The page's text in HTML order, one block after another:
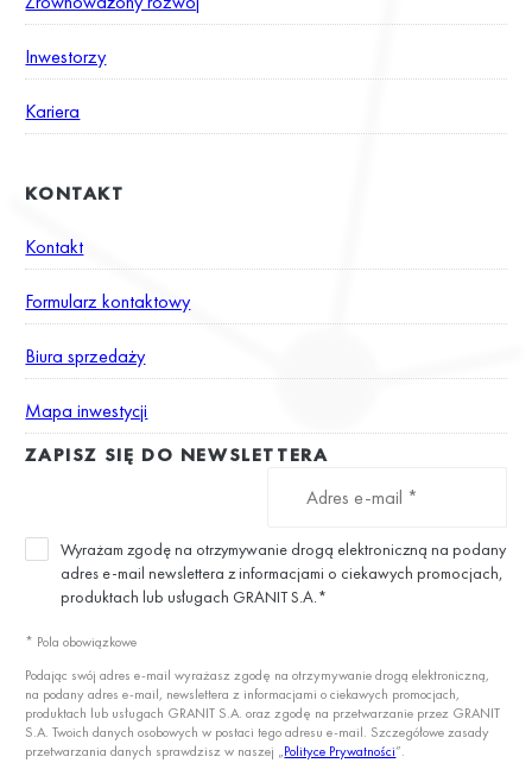
Inwestorzy
Kariera
KONTAKT
Kontakt
Formularz kontaktowy
Biura sprzedaży
Mapa inwestycji
ZAPISZ SIĘ DO NEWSLETTERA
Wyrażam zgodę na otrzymywanie drogą elektroniczną na podany
adres e-mail newslettera z informacjami o ciekawych promocjach,
produktach lub usługach GRANIT S.A.*
* Pola obowiązkowe
Podając swój adres e-mail wyrażasz zgodę na otrzymywanie drogą elektroniczną,
na podany adres e-mail, newslettera z informacjami o ciekawych promocjach,
produktach lub usługach GRANIT S.A. oraz zgodę na przetwarzanie przez GRANIT
S.A. Twoich danych osobowych w postaci tego adresu e-mail. Szczegółowe zasady
przetwarzania danych sprawdzisz w naszej „Polityce Prywatności”.